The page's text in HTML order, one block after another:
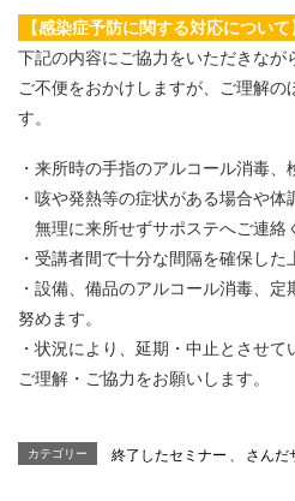
【感染症予防に関する対応について
下記の内容にご協力をいただきなが
ご不便をおかけしますが、ご理解の
す。
・来所時の手指のアルコール消毒、
・咳や発熱等の症状がある場合や体
無理に来所せずサポステへご連絡
・受講者間で十分な間隔を確保した
・設備、備品のアルコール消毒、
努めます。
・状況により、延期・中止とさせ
ご理解・ご協力をお願いします。
カテゴリー 終了したセミナー 、 さんだ